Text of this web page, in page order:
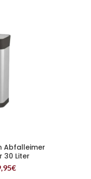
Abfalleimer
30 Liter
€